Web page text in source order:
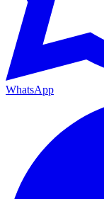
WhatsApp